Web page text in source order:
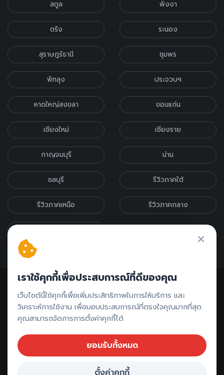
สตูล พังงา
ตรัง ระนอง
สุราษฎร์ธานี ชุมพร
พัทลุง ประจวบฯ
หาดใหญ่สงขลา ขอนแก่น
เชียงใหม่ เชียงราย
กาญจนบุรี น่าน
ชลบุรี รีวิวภาคใต้
รีวิวภาคเหนือ รีวิวภาคกลาง
ติดต่อรีวิว // ลงโฆษณา
เราใช้คุกกี้เพื่อประสบการณ์ที่ดีของคุณ
เว็บไซต์นี้ใช้คุกกี้เพื่อเพิ่มประสิทธิภาพในการให้บริการ และ
วิเคราะห์การใช้งาน เพื่อมอบประสบการณ์ที่ตรงใจคุณมากที่สุด
คุณสามารถจัดการการตั้งค่าคุกกี้ได้
ยอมรับทั้งหมด
ตั้งค่าคุกกี้